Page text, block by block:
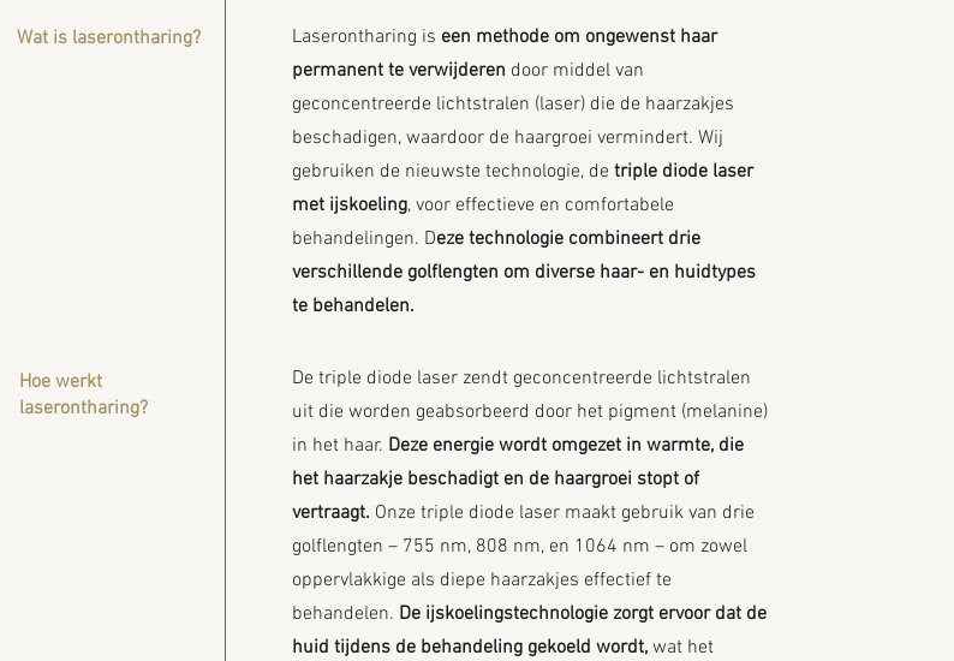
Wat is laserontharing? Laserontharing is een methode om ongewenst haar
permanent te verwijderen door middel van
geconcentreerde lichtstralen (laser) die de haarzakjes
beschadigen, waardoor de haargroei vermindert. Wij
gebruiken de nieuwste technologie, de triple diode laser
met ijskoeling, voor effectieve en comfortabele
behandelingen. Deze technologie combineert drie
verschillende golflengten om diverse haar- en huidtypes
te behandelen.
Hoe werkt
laserontharing?
De triple diode laser zendt geconcentreerde lichtstralen
uit die worden geabsorbeerd door het pigment (melanine)
in het haar. Deze energie wordt omgezet in warmte, die
het haarzakje beschadigt en de haargroei stopt of
vertraagt. Onze triple diode laser maakt gebruik van drie
golflengten – 755 nm, 808 nm, en 1064 nm – om zowel
oppervlakkige als diepe haarzakjes effectief te
behandelen. De ijskoelingstechnologie zorgt ervoor dat de
huid tijdens de behandeling gekoeld wordt,wat het